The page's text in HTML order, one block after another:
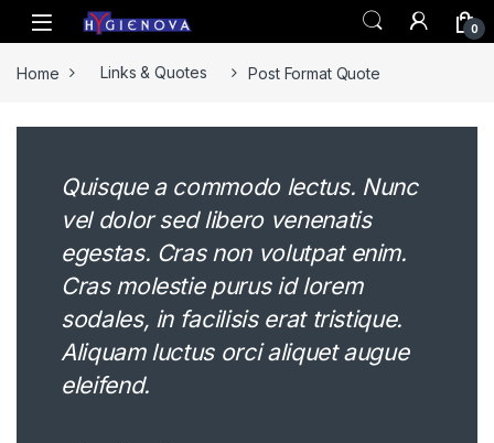
Skip to navigation
Skip to content
0
Home Links & Quotes Post Format Quote
Quisque a commodo lectus. Nunc
vel dolor sed libero venenatis
egestas. Cras non volutpat enim.
Cras molestie purus id lorem
sodales, in facilisis erat tristique.
Aliquam luctus orci aliquet augue
eleifend.